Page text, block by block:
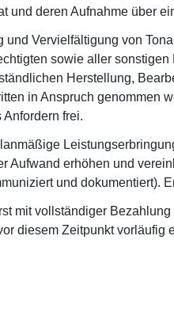
und deren Aufnahme über
Vervielfältigung von
sowie aller
Herstellung,
in Anspruch genommen
frei.
Aufwand erhöhen und
und dokumentiert).
mit vollständiger
diesem Zeitpunkt